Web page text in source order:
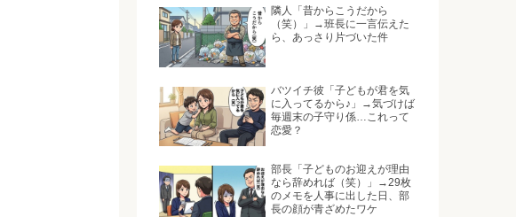
隣人「昔からこうだから
（笑）」→班長に一言伝えた
ら、あっさり片づいた件
バツイチ彼「子どもが君を気
に入ってるから♪」→気づけば
毎週末の子守り係…これって
恋愛？
部長「子どものお迎えが理由
なら辞めれば（笑）」→29枚
のメモを人事に出した日、部
長の顔が青ざめたワケ